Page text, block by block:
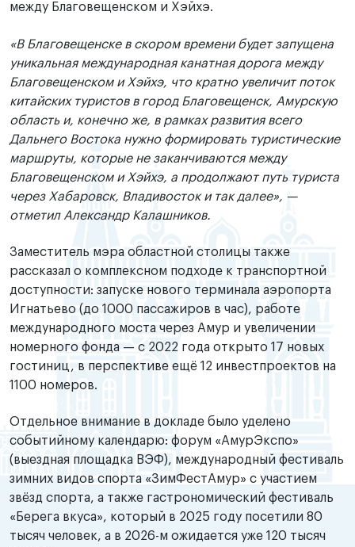
между Благовещенском и Хэйхэ.
«В Благовещенске в скором времени будет запущена
уникальная международная канатная дорога между
Благовещенском и Хэйхэ, что кратно увеличит поток
китайских туристов в город Благовещенск, Амурскую
область и, конечно же, в рамках развития всего
Дальнего Востока нужно формировать туристические
маршруты, которые не заканчиваются между
Благовещенском и Хэйхэ, а продолжают путь туриста
через Хабаровск, Владивосток и так далее», —
отметил Александр Калашников.
Заместитель мэра областной столицы также
рассказал о комплексном подходе к транспортной
доступности: запуске нового терминала аэропорта
Игнатьево (до 1000 пассажиров в час), работе
международного моста через Амур и увеличении
номерного фонда — с 2022 года открыто 17 новых
гостиниц, в перспективе ещё 12 инвестпроектов на
1100 номеров.
Отдельное внимание в докладе было уделено
событийному календарю: форум «АмурЭкспо»
(выездная площадка ВЭФ), международный фестиваль
зимних видов спорта «ЗимФестАмур» с участием
звёзд спорта, а также гастрономический фестиваль
«Берега вкуса», который в 2025 году посетили 80
тысяч человек, а в 2026-м ожидается уже 120 тысяч